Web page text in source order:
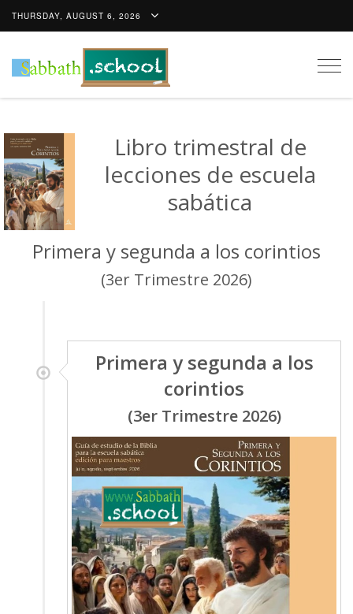
THURSDAY, AUGUST 6, 2026
Libro trimestral de
lecciones de escuela
sabática
Primera y segunda a los corintios
(3er Trimestre 2026)
Primera y segunda a los
corintios
(3er Trimestre 2026)